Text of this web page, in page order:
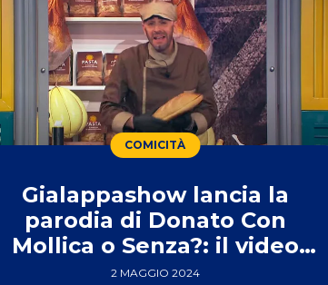
COMICITÀ
Gialappashow lancia la
parodia di Donato Con
Mollica o Senza?: il video
con Ross
2 MAGGIO 2024